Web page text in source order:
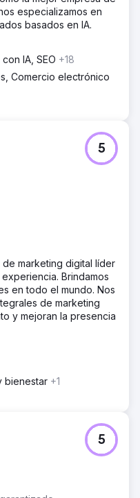
especializamos en
basados en IA.
IA, SEO +18
Comercio electrónico
5
marketing digital líder
Brindamos
en todo el mundo. Nos
de marketing
y mejoran la presencia
bienestar +1
5